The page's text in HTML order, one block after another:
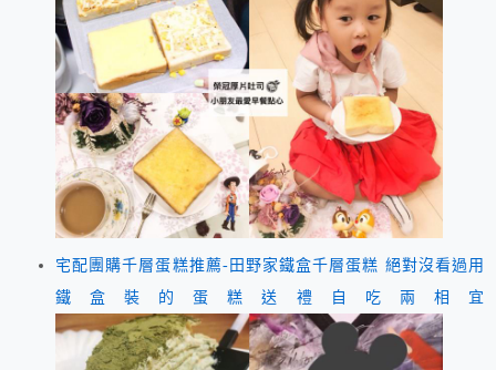
宅配團購千層蛋糕推薦-田野家鐵盒千層蛋糕 絕對沒看過用
鐵盒裝的蛋糕送禮自吃兩相宜